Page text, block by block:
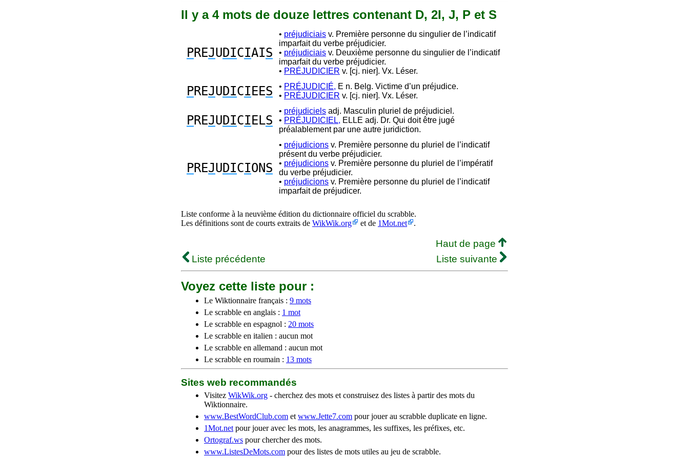
Il y a 4 mots de douze lettres contenant D, 2I, J, P et S
PREJUDICIAIS
• préjudiciais v. Première personne du singulier de l’indicatif
imparfait du verbe préjudicier.
• préjudiciais v. Deuxième personne du singulier de l’indicatif
imparfait du verbe préjudicier.
• PRÉJUDICIER v. [cj. nier]. Vx. Léser.
PREJUDICI EES • PRÉJUDICIÉ, E n. Belg. Victime d’un préjudice.
• PRÉJUDICIER v. [cj. nier]. Vx. Léser.
PREJUDICI ELS
• préjudiciels adj. Masculin pluriel de préjudiciel.
• PRÉJUDICIEL, ELLE adj. Dr. Qui doit être jugé
préalablement par une autre juridiction.
PREJUDICIONS
• préjudicions v. Première personne du pluriel de l’indicatif
présent du verbe préjudicier.
• préjudicions v. Première personne du pluriel de l’impératif
du verbe préjudicier.
• préjudicions v. Première personne du pluriel de l’indicatif
imparfait de préjudicer.
Liste conforme à la neuvième édition du dictionnaire officiel du scrabble.
Les définitions sont de courts extraits de WikWik.org et de 1Mot.net .
Haut de page
Liste précédente
Liste suivante
Voyez cette liste pour :
Le Wiktionnaire français : 9 mots
Le scrabble en anglais : 1 mot
Le scrabble en espagnol : 20 mots
Le scrabble en italien : aucun mot
Le scrabble en allemand : aucun mot
Le scrabble en roumain : 13 mots
Sites web recommandés
Visitez WikWik.org - cherchez des mots et construisez des listes à partir des mots du
Wiktionnaire.
www.BestWordClub.com et www.Jette7.com pour jouer au scrabble duplicate en ligne.
1Mot.net pour jouer avec les mots, les anagrammes, les suffixes, les préfixes, etc.
Ortograf.ws pour chercher des mots.
www.ListesDeMots.com pour des listes de mots utiles au jeu de scrabble.